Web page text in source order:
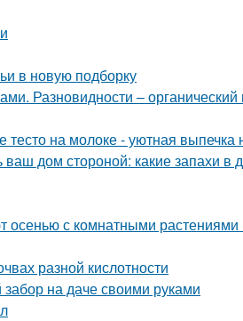
в новую подборку
Разновидности – органический
на молоке - уютная выпечка
дом стороной: какие запахи в
осенью с комнатными
разной кислотности
на даче своими руками